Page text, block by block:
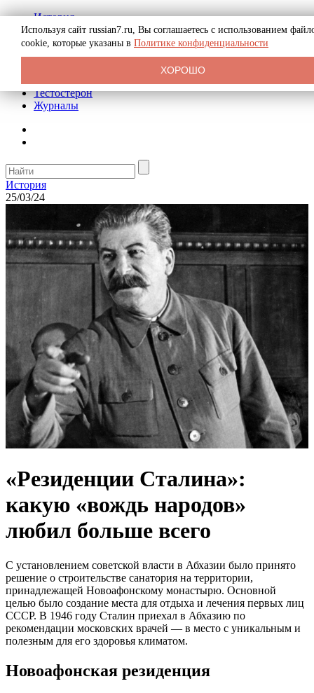
История
Биография
Криминал
Реклама на сайте
Тестостерон
Журналы
История
25/03/24
«Резиденции Сталина»:
какую «вождь народов»
любил больше всего
С установлением советской власти в Абхазии было принято
решение о строительстве санатория на территории,
принадлежащей Новоафонскому монастырю. Основной
целью было создание места для отдыха и лечения первых лиц
СССР. В 1946 году Сталин приехал в Абхазию по
рекомендации московских врачей — в место с уникальным и
полезным для его здоровья климатом.
Новоафонская резиденция
Используя сайт russian7.ru, Вы соглашаетесь с использованием
cookie, которые указаны в Политике конфиденциальности
ХОРОШО